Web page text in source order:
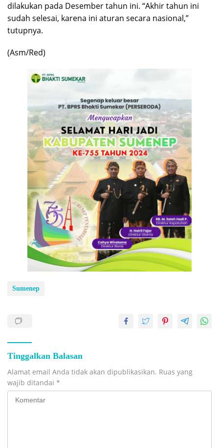
dilakukan pada Desember tahun ini. “Akhir tahun ini
sudah selesai, karena ini aturan secara nasional,”
tutupnya.
(Asm/Red)
Sumenep
Tinggalkan Balasan
Alamat email Anda tidak akan dipublikasikan. Ruas yang
wajib ditandai *